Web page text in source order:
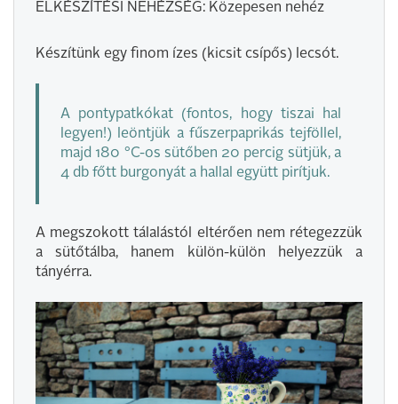
ELKÉSZÍTÉSI NEHÉZSÉG: Közepesen nehéz
Készítünk egy finom ízes (kicsit csípős) lecsót.
A pontypatkókat (fontos, hogy tiszai hal
legyen!) leöntjük a fűszerpaprikás tejföllel,
majd 180 °C-os sütőben 20 percig sütjük, a
4 db főtt burgonyát a hallal együtt pirítjuk.
A megszokott tálalástól eltérően nem rétegezzük
a sütőtálba, hanem külön-külön helyezzük a
tányérra.